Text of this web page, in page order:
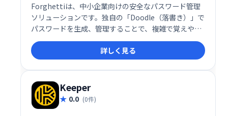
Forghettiは、中小企業向けの安全なパスワード管理
ソリューションです。独自の「Doodle（落書き）」で
パスワードを生成、管理することで、複雑で覚えやす
いパスワードを作成できます。付属のDoodlepadで線
や点などを組み合わせ、自分だけのDoodleを作成し、
各アプリへの安全なアクセスを実現します。複雑なパ
スワードの管理に悩む中小企業に最適です。
詳しく見る
Keeper
0.0 (0件)